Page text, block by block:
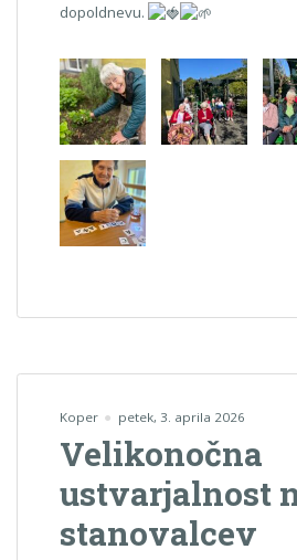
dopoldnevu.
Koper petek, 3. aprila 2026
Velikonočna
ustvarjalnost
stanovalcev